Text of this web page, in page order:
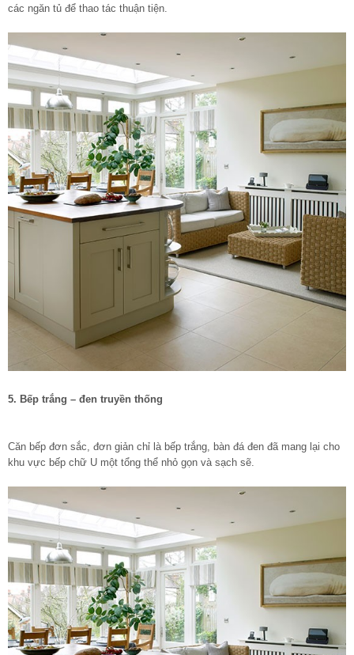
các ngăn tủ để thao tác thuận tiện.
5. Bếp trắng – đen truyền thống
Căn bếp đơn sắc, đơn giản chỉ là bếp trắng, bàn đá đen đã mang lại cho
khu vực bếp chữ U một tổng thể nhỏ gọn và sạch sẽ.